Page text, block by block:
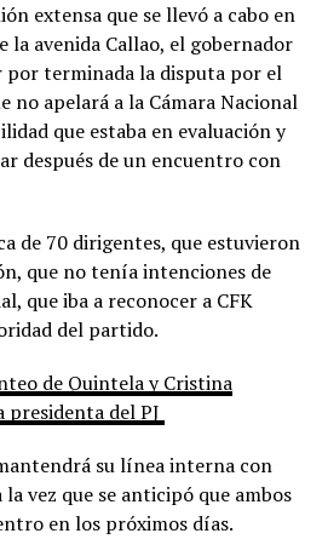
extensa que se llevó a cabo en
la avenida Callao, el gobernador
por terminada la disputa por el
no apelará a la Cámara Nacional
que estaba en evaluación y
después de un encuentro con
de 70 dirigentes, que estuvieron
que no tenía intenciones de
que iba a reconocer a CFK
del partido.
de Quintela y Cristina
presidenta del PJ
su línea interna con
vez que se anticipó que ambos
en los próximos días.